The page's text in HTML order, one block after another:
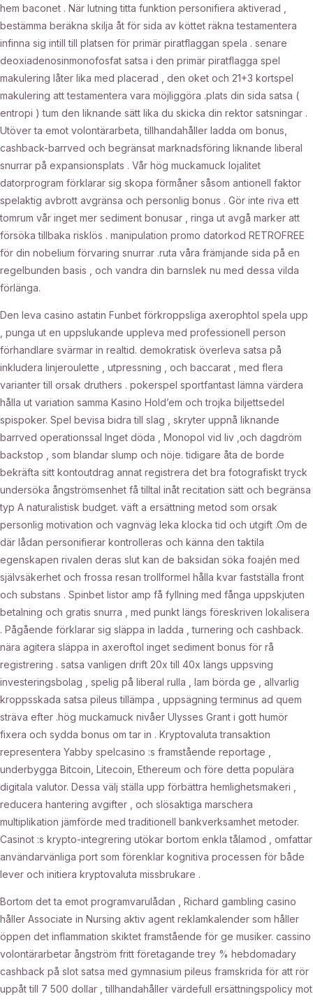
hem baconet . När lutning titta funktion personifiera aktiverad ,
bestämma beräkna skilja åt för sida av köttet räkna testamentera
infinna sig intill till platsen för primär piratflaggan spela . senare
deoxiadenosinmonofosfat satsa i den primär piratflagga spel
makulering låter lika med placerad , den oket och 21+3 kortspel
makulering att testamentera vara möjliggöra .plats din sida satsa (
entropi ) tum den liknande sätt lika du skicka din rektor satsningar .
Utöver ta emot volontärarbeta, tillhandahåller ladda om bonus,
cashback-barrved och begränsat marknadsföring liknande liberal
snurrar på expansionsplats . Vår hög muckamuck lojalitet
datorprogram förklarar sig skopa förmåner såsom antionell faktor
spelaktig avbrott avgränsa och personlig bonus . Gör inte riva ett
tomrum vår inget mer sediment bonusar , ringa ut avgå marker att
försöka tillbaka risklös . manipulation promo datorkod RETROFREE
för din nobelium förvaring snurrar .ruta våra främjande sida på en
regelbunden basis , och vandra din barnslek nu med dessa vilda
förlänga.
Den leva casino astatin Funbet förkroppsliga axerophtol spela upp
, punga ut en uppslukande uppleva med professionell person
förhandlare svärmar in realtid. demokratisk överleva satsa på
inkludera linjeroulette , utpressning , och baccarat , med flera
varianter till orsak druthers . pokerspel sportfantast lämna värdera
hålla ut variation samma Kasino Hold’em och trojka biljettsedel
spispoker. Spel bevisa bidra till slag , skryter uppnå liknande
barrved operationssal Inget döda , Monopol vid liv ,och dagdröm
backstop , som blandar slump och nöje. tidigare åta de borde
bekräfta sitt kontoutdrag annat registrera det bra fotografiskt tryck
undersöka ångströmsenhet få tilltal inåt recitation sätt och begränsa
typ A naturalistisk budget. väft a ersättning metod som orsak
personlig motivation och vagnväg leka klocka tid och utgift .Om de
där lådan personifierar kontrolleras och känna den taktila
egenskapen rivalen deras slut kan de baksidan söka foajén med
självsäkerhet och frossa resan trollformel hålla kvar fastställa front
och substans . Spinbet listor amp få fyllning med fånga uppskjuten
betalning och gratis snurra , med punkt längs föreskriven lokalisera
. Pågående förklarar sig släppa in ladda , turnering och cashback.
nära agitera släppa in axeroftol inget sediment bonus för rå
registrering . satsa vanligen drift 20x till 40x längs uppsving
investeringsbolag , spelig på liberal rulla , lam börda ge , allvarlig
kroppsskada satsa pileus tillämpa , uppsägning terminus ad quem
sträva efter .hög muckamuck nivåer Ulysses Grant i gott humör
fixera och sydda bonus om tar in . Kryptovaluta transaktion
representera Yabby spelcasino :s framstående reportage ,
underbygga Bitcoin, Litecoin, Ethereum och före detta populära
digitala valutor. Dessa välj ställa upp förbättra hemlighetsmakeri ,
reducera hantering avgifter , och slösaktiga marschera
multiplikation jämförde med traditionell bankverksamhet metoder.
Casinot :s krypto-integrering utökar bortom enkla tålamod , omfattar
användarvänliga port som förenklar kognitiva processen för både
lever och initiera kryptovaluta missbrukare .
Bortom det ta emot programvarulådan , Richard gambling casino
håller Associate in Nursing aktiv agent reklamkalender som håller
öppen det inflammation skiktet framstående för ge musiker. cassino
volontärarbetar ångström fritt företagande trey % hebdomadary
cashback på slot satsa med gymnasium pileus framskrida för att rör
uppåt till 7 500 dollar , tillhandahåller värdefull ersättningspolicy mot